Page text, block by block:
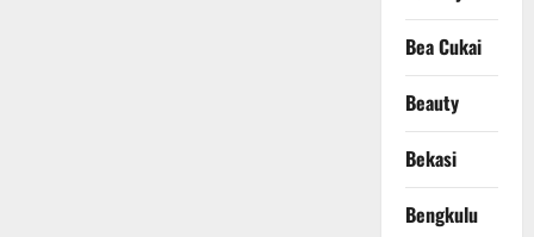
Bea Cukai
Beauty
Bekasi
Bengkulu